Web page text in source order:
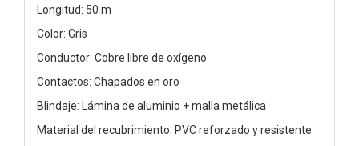
Longitud: 50 m
Color: Gris
Conductor: Cobre libre de oxígeno
Contactos: Chapados en oro
Blindaje: Lámina de aluminio + malla metálica
Material del recubrimiento: PVC reforzado y resistente